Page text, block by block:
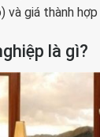
và giá thành hợp
là gì?